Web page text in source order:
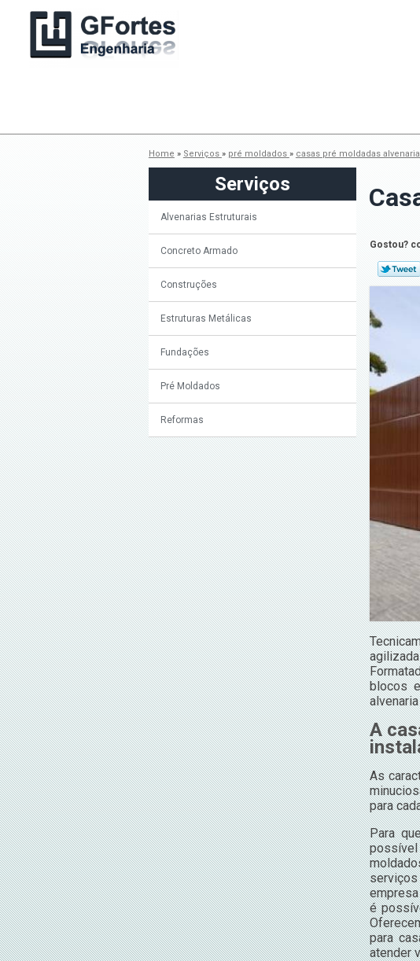
Home » Serviços » pré moldados » casas pré moldadas alvenaria
Serviços
Alvenarias Estruturais
Concreto Armado
Construções
Estruturas Metálicas
Fundações
Pré Moldados
Reformas
Gostou?
blocos
A
As
para
Para
possível
é
para
atender